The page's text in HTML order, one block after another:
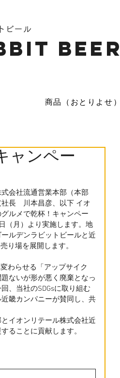
ビール
Beer
商品（おとりよせ）
ャンペー
会社流通営業本部（本部
長　川本昌彦、以下 イオ
ルメで乾杯！キャンペー
（月）より実施します。地
ルデンラビットビールと近
り場を展開します。
わらせる「アップサイク
ないが形が悪く廃棄となっ
、当社のSDGsに取り組む
畿カンパニーが賛同し、共
イオンリテール株式会社近
ることに貢献します。